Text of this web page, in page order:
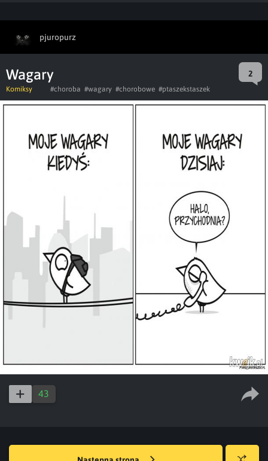
pjuropurz
Wagary 2
Komiksy #choroba #wagary #chorobowe #ptaszekstaszek
43